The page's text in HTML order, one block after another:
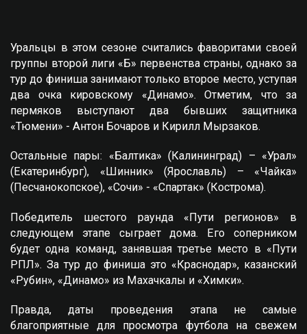
Уральцы в этом сезоне считались фаворитами своей
группы второй лиги «Б» первенства страны, однако за
тур до финиша занимают только второе место, уступая
два очка кировскому «Динамо». Отметим, что за
пермяков выступают два бывших защитника
«Тюмени» - Антон Бочаров и Кирилл Мырзаков.
Остальные пары: «Балтика» (Калининград) – «Урал»
(Екатеринбург), «Шинник» (Ярославль) – «Чайка»
(Песчанокопское), «Сочи» - «Спартак» (Кострома).
Победитель шестого раунда «Пути регионов» в
следующем этапе сыграет дома. Его соперником
будет одна команд, занявшая третье место в «Пути
РПЛ». За тур до финиша это «Краснодар», казанский
«Рубин», «Динамо» из Махачкалы и «Химки».
Правда, даты проведения этапа не самые
благоприятные для просмотра футбола на свежем